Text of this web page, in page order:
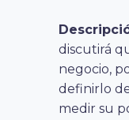
discutirá
negocio,
definirlo
medir su